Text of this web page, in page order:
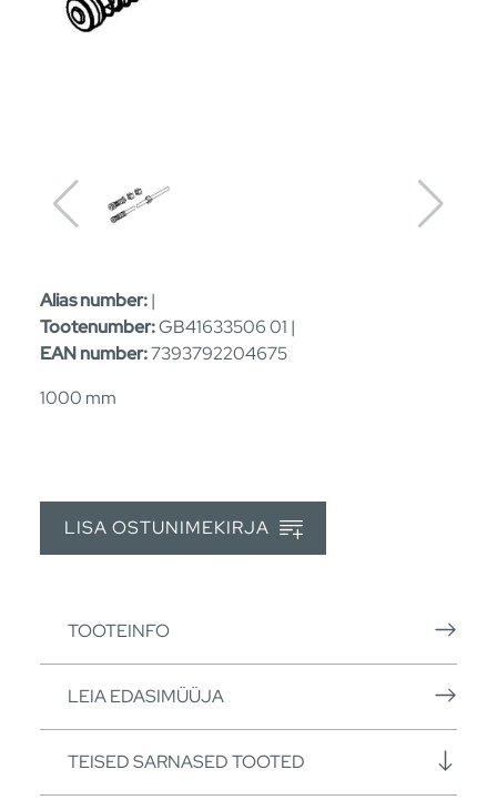
Alias number:|
Tootenumber:GB41633506 01 |
EAN number:7393792204675
1000 mm
LISA OSTUNIMEKIRJA
TOOTEINFO
LEIA EDASIMÜÜJA
TEISED SARNASED TOOTED